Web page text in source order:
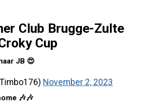
Club Brugge-Zulte
Cup
JB 😍
November 2, 2023
🎶🎶